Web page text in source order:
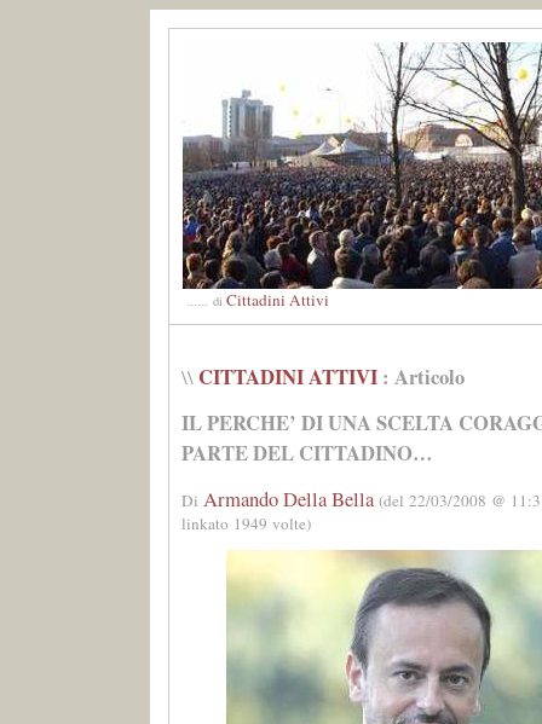
...... di Cittadini Attivi
\\ CITTADINI ATTIVI : Articolo
IL PERCHE’ DI UNA SCELTA
PARTE DEL CITTADINO…
Di Armando Della Bella (del 22/03/2008 @
linkato 1949 volte)